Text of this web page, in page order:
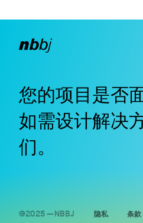
您的项目是否
如需设计解决
们。
©2025 —NBBJ 隐私 条款